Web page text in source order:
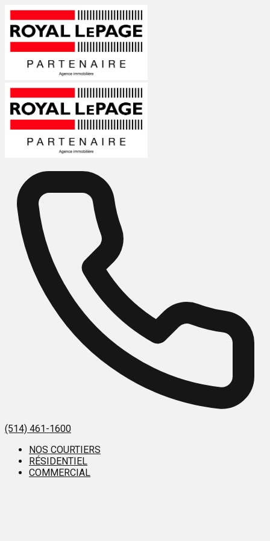
(514) 461-1600
NOS COURTIERS
RÉSIDENTIEL
COMMERCIAL